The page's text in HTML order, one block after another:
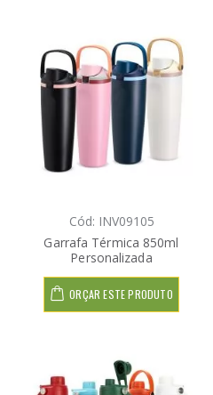
Cód: INV09105
Garrafa Térmica 850ml
Personalizada
ORÇAR ESTE PRODUTO